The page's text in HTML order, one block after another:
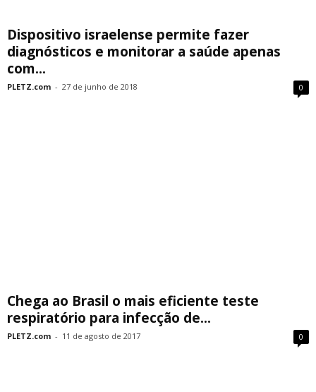
Dispositivo israelense permite fazer
diagnósticos e monitorar a saúde apenas
com...
PLETZ.com - 27 de junho de 2018 0
Chega ao Brasil o mais eficiente teste
respiratório para infecção de...
PLETZ.com - 11 de agosto de 2017 0